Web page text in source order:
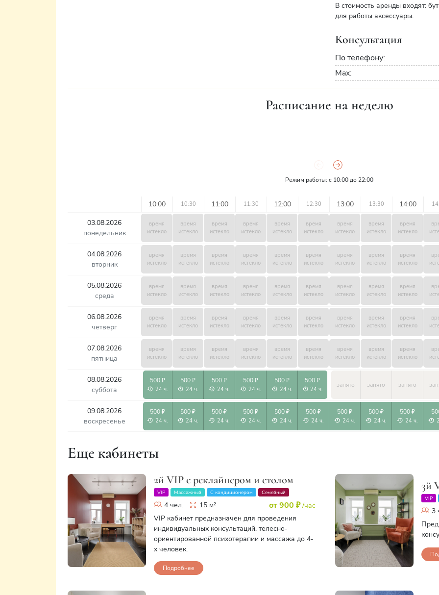
В стоимость аренды входят:
для работы аксессуары.
Консультация
По телефону:
Max:
Расписание на неделю
Режим работы: с 10:00 до 22:00
10:00 10:30 11:00 11:30 12:00 12:30 13:00 13:30 14:00
03.08.2026
понедельник
04.08.2026
вторник
05.08.2026
среда
06.08.2026
четверг
07.08.2026
пятница
08.08.2026
суббота
09.08.2026
воскресенье
время
истекло
время
истекло
время
истекло
время
истекло
время
истекло
время
истекло
время
истекло
время
истекло
время
истекло
время
истекло
время
истекло
время
истекло
время
истекло
время
истекло
время
истекло
время
истекло
время
истекло
время
истекло
время
истекло
время
истекло
время
истекло
время
истекло
время
истекло
время
истекло
время
истекло
время
истекло
время
истекло
время
истекло
время
истекло
время
истекло
время
истекло
время
истекло
время
истекло
время
истекло
время
истекло
время
истекло
время
истекло
время
истекло
время
истекло
время
истекло
время
истекло
время
истекло
время
истекло
время
истекло
время
истекло
500 ₽
24 ч.
500 ₽
24 ч.
500 ₽
24 ч.
500 ₽
24 ч.
500 ₽
24 ч.
500 ₽
24 ч.
занято занято занято
500 ₽
24 ч.
500 ₽
24 ч.
500 ₽
24 ч.
500 ₽
24 ч.
500 ₽
24 ч.
500 ₽
24 ч.
500 ₽
24 ч.
500 ₽
24 ч.
500 ₽
24 ч.
Еще кабинеты
2й VIP с реклайнером и столом
VIP Массажный С кондиционером Семейный
4 чел. 15 м² от 900 ₽/час
VIP кабинет предназначен для проведения
индивидуальных консультаций, телесно-
ориентированной психотерапии и массажа до 4-
х человек.
Подробнее
3й
VIP
3